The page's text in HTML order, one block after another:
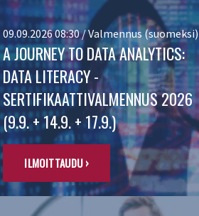
09.09.2026 08:30 / Valmennus (suomeksi)
A JOURNEY TO DATA ANALYTICS:
DATA LITERACY -
SERTIFIKAATTIVALMENNUS 2026
(9.9. + 14.9. + 17.9.)
ILMOITTAUDU ›